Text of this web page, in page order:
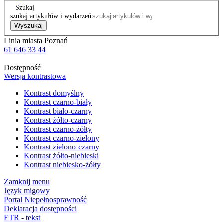
Szukaj
szukaj artykułów i wydarzeń
Wyszukaj
Linia miasta Poznań
61 646 33 44
Dostępność
Wersja kontrastowa
Kontrast domyślny
Kontrast czarno-biały
Kontrast biało-czarny
Kontrast żółto-czarny
Kontrast czarno-żółty
Kontrast czarno-zielony
Kontrast zielono-czarny
Kontrast żółto-niebieski
Kontrast niebiesko-żółty
Zamknij menu
Język migowy
Portal Niepełnosprawność
Deklaracja dostępności
ETR - tekst